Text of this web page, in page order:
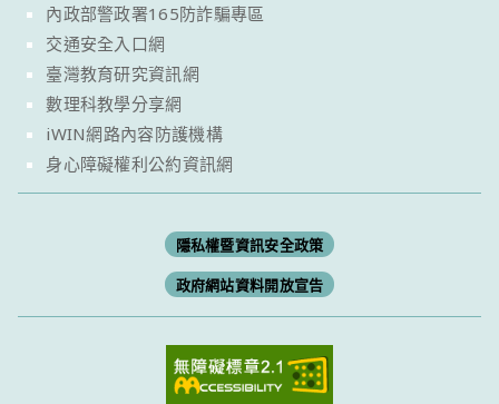
內政部警政署165防詐騙專區
交通安全入口網
臺灣教育研究資訊網
數理科教學分享網
iWIN網路內容防護機構
身心障礙權利公約資訊網
隱私權暨資訊安全政策
政府網站資料開放宣告